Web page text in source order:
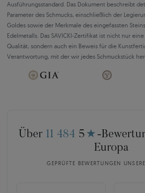
Ausführungsstandard. Das Dokument beschreibt
Parameter des Schmucks, einschließlich der
Goldes sowie der Merkmale des eingefassten
Edelmetalls. Das SAVICKI-Zertifikat ist nicht nur
Qualität, sondern auch ein Beweis für die
Verantwortung, mit der wir jedes Schmuckstück
Über 11 484 5 ★ -
Europa
GEPRÜFTE BEWERTUNGEN